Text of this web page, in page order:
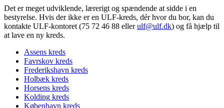
Det er meget udviklende, lærerigt og spændende at sidde i en
bestyrelse. Hvis der ikke er en ULF-kreds, dér hvor du bor, kan du
kontakte ULF-kontoret (75 72 46 88 ellerulf@ulf.dk) og få hjælp til
at lave en ny kreds.
Assens kreds
Favrskov kreds
Frederikshavn kreds
Holbæk kreds
Horsens kreds
Kolding kreds
København kreds